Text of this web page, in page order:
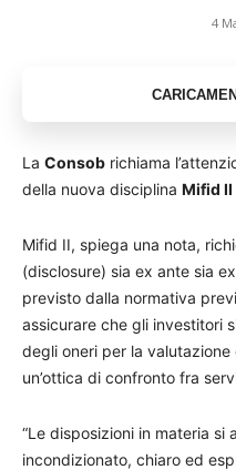
4
La Consob richiama
della nuova disciplina Mifid II
Mifid II, spiega una nota,
(disclosure) sia ex ante sia
previsto dalla normativa
assicurare che gli investitori
degli oneri per la
un’ottica di confronto fra
“Le disposizioni in materia si
incondizionato, chiaro ed